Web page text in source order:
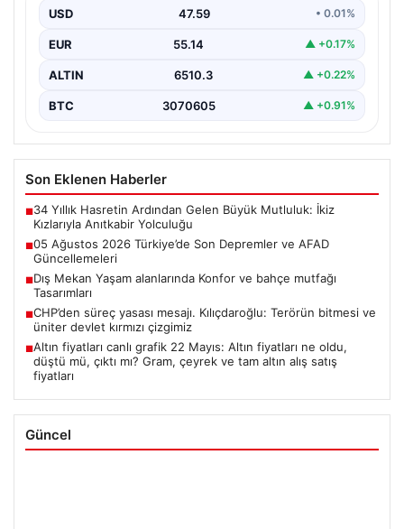
05 Ağustos 2026 tarihinde gerçekleşen depremlerle
ilgili son…
USD 47.59 • 0.01%
EUR 55.14 ▲ +0.17%
ALTIN 6510.3 ▲ +0.22%
BTC 3070605 ▲ +0.91%
Son Eklenen Haberler
■34 Yıllık Hasretin Ardından Gelen Büyük Mutluluk: İkiz
Kızlarıyla Anıtkabir Yolculuğu
■05 Ağustos 2026 Türkiye’de Son Depremler ve AFAD
Güncellemeleri
■Dış Mekan Yaşam alanlarında Konfor ve bahçe mutfağı
Tasarımları
■CHP’den süreç yasası mesajı. Kılıçdaroğlu: Terörün bitmesi ve
üniter devlet kırmızı çizgimiz
■Altın fiyatları canlı grafik 22 Mayıs: Altın fiyatları ne oldu,
düştü mü, çıktı mı? Gram, çeyrek ve tam altın alış satış
fiyatları
Güncel